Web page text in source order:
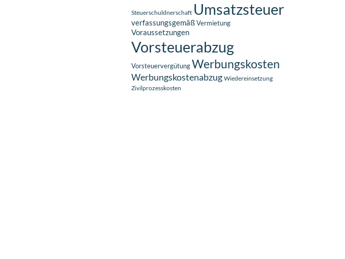
Steuerschuldnerschaft Umsatzsteuer
verfassungsgemäßVermietung
Voraussetzungen
Vorsteuerabzug
VorsteuervergütungWerbungskosten
Werbungskostenabzug Wiedereinsetzung
Zivilprozesskosten